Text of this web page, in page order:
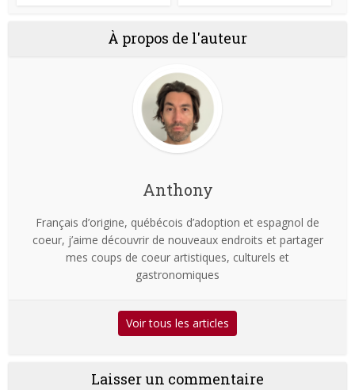
À propos de l'auteur
Anthony
Français d’origine, québécois d’adoption et espagnol de
coeur, j’aime découvrir de nouveaux endroits et partager
mes coups de coeur artistiques, culturels et
gastronomiques
Voir tous les articles
Laisser un commentaire